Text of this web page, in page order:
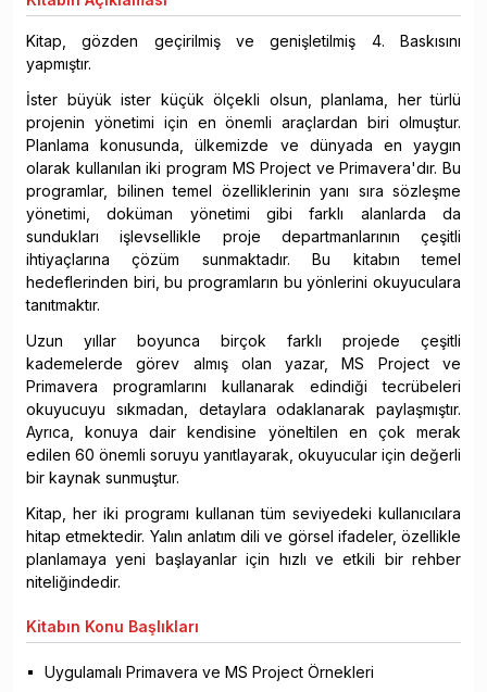
Kitap, gözden geçirilmiş ve genişletilmiş 4. Baskısını
yapmıştır.
İster büyük ister küçük ölçekli olsun, planlama, her türlü
projenin yönetimi için en önemli araçlardan biri olmuştur.
Planlama konusunda, ülkemizde ve dünyada en yaygın
olarak kullanılan iki program MS Project ve Primavera'dır. Bu
programlar, bilinen temel özelliklerinin yanı sıra sözleşme
yönetimi, doküman yönetimi gibi farklı alanlarda da
sundukları işlevsellikle proje departmanlarının çeşitli
ihtiyaçlarına çözüm sunmaktadır. Bu kitabın temel
hedeflerinden biri, bu programların bu yönlerini okuyuculara
tanıtmaktır.
Uzun yıllar boyunca birçok farklı projede çeşitli
kademelerde görev almış olan yazar, MS Project ve
Primavera programlarını kullanarak edindiği tecrübeleri
okuyucuyu sıkmadan, detaylara odaklanarak paylaşmıştır.
Ayrıca, konuya dair kendisine yöneltilen en çok merak
edilen 60 önemli soruyu yanıtlayarak, okuyucular için değerli
bir kaynak sunmuştur.
Kitap, her iki programı kullanan tüm seviyedeki kullanıcılara
hitap etmektedir. Yalın anlatım dili ve görsel ifadeler, özellikle
planlamaya yeni başlayanlar için hızlı ve etkili bir rehber
niteliğindedir.
Kitabın Konu Başlıkları
Uygulamalı Primavera ve MS Project Örnekleri